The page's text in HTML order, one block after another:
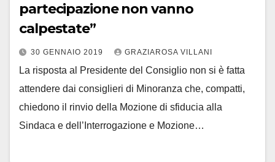
partecipazione non vanno
calpestate”
30 GENNAIO 2019 GRAZIAROSA VILLANI
La risposta al Presidente del Consiglio non si è fatta
attendere dai consiglieri di Minoranza che, compatti,
chiedono il rinvio della Mozione di sfiducia alla
Sindaca e dell’Interrogazione e Mozione…